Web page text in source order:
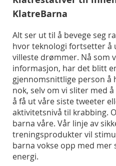
KlatreBarna
Alt ser ut til å bevege seg
hvor teknologi fortsetter å
villeste drømmer. Nå som
informasjon, har det blitt
gjennomsnittlige person å
nok, selv om vi sliter med
å få ut våre siste tweeter
aktivitetsnivå til krabbing.
barna våre. Vår linje av
treningsprodukter vil
barna vokse opp med mer
energi.